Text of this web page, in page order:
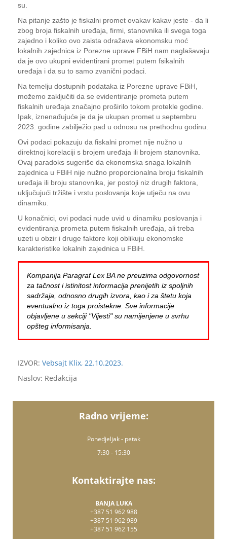
su.
Na pitanje zašto je fiskalni promet ovakav kakav jeste - da li
zbog broja fiskalnih uređaja, firmi, stanovnika ili svega toga
zajedno i koliko ovo zaista odražava ekonomsku moć
lokalnih zajednica iz Porezne uprave FBiH nam naglašavaju
da je ovo ukupni evidentirani promet putem fsikalnih
uređaja i da su to samo zvanični podaci.
Na temelju dostupnih podataka iz Porezne uprave FBiH,
možemo zaključiti da se evidentiranje prometa putem
fiskalnih uređaja značajno proširilo tokom protekle godine.
Ipak, iznenađujuće je da je ukupan promet u septembru
2023. godine zabilježio pad u odnosu na prethodnu godinu.
Ovi podaci pokazuju da fiskalni promet nije nužno u
direktnoj korelaciji s brojem uređaja ili brojem stanovnika.
Ovaj paradoks sugeriše da ekonomska snaga lokalnih
zajednica u FBiH nije nužno proporcionalna broju fiskalnih
uređaja ili broju stanovnika, jer postoji niz drugih faktora,
uključujući tržište i vrstu poslovanja koje utječu na ovu
dinamiku.
U konačnici, ovi podaci nude uvid u dinamiku poslovanja i
evidentiranja prometa putem fiskalnih uređaja, ali treba
uzeti u obzir i druge faktore koji oblikuju ekonomske
karakteristike lokalnih zajednica u FBiH.
Kompanija Paragraf Lex BA ne preuzima odgovornost
za tačnost i istinitost informacija prenijetih iz spoljnih
sadržaja, odnosno drugih izvora, kao i za štetu koja
eventualno iz toga proistekne. Sve informacije
objavljene u sekciji "Vijesti" su namijenjene u svrhu
opšteg informisanja.
IZVOR: Vebsajt Klix, 22.10.2023.
Naslov: Redakcija
Radno vrijeme:
Ponedjeljak - petak
7:30 - 15:30
Kontaktirajte nas:
BANJA LUKA
+387 51 962 988
+387 51 962 989
+387 51 962 155